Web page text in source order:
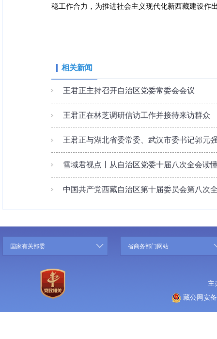
稳工作合力，为推进社会主义现代化新西藏建设作
相关新闻
王君正主持召开自治区党委常委会会议
王君正在林芝调研信访工作并接待来访群众
王君正与湖北省委常委、武汉市委书记郭元
雪域君视点丨从自治区党委十届八次全会读
中国共产党西藏自治区第十届委员会第八次
国家有关部委 省商务部门网站
主
藏公网安